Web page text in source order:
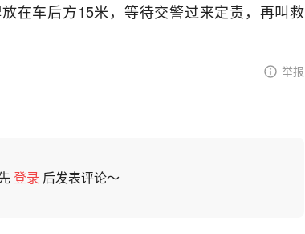
在车后方15米，等待交警过来定责，再叫救
举报
登录 后发表评论～